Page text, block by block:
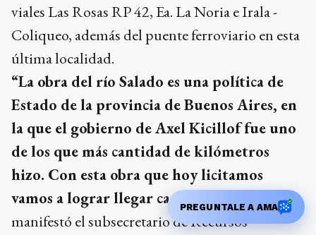
viales Las Rosas RP 42, Ea. La Noria e Irala -
Coliqueo, además del puente ferroviario en esta
última localidad.
“La obra del río Salado es una política de
Estado de la provincia de Buenos Aires, en
la que el gobierno de Axel Kicillof fue uno
de los que más cantidad de kilómetros
hizo. Con esta obra que hoy licitamos
vamos a lograr llegar casi hasta el final”
,
manifestó el subsecretario de Recursos
PREGUNTALE A AMA